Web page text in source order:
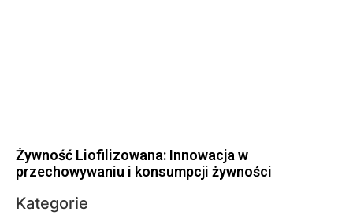
Żywność Liofilizowana: Innowacja w
przechowywaniu i konsumpcji żywności
Kategorie